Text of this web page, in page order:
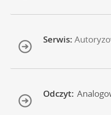
Serwis:
Odczyt: